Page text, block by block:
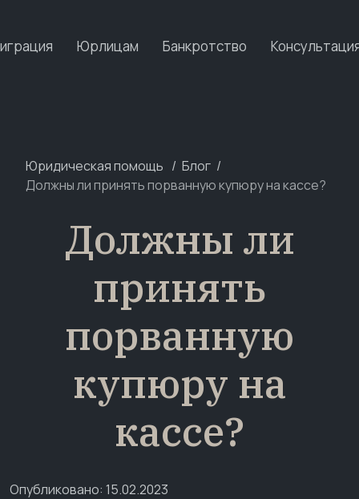
Юрлицам Банкротство
Юридическая помощь
Блог
Должны ли принять порванную купюру на кассе?
Должны ли
принять
порванную
купюру на
кассе?
Опубликовано: 15.02.2023